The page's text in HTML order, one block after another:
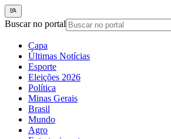
Buscar no portal
Capa
Últimas Notícias
Esporte
Eleições 2026
Política
Minas Gerais
Brasil
Mundo
Agro